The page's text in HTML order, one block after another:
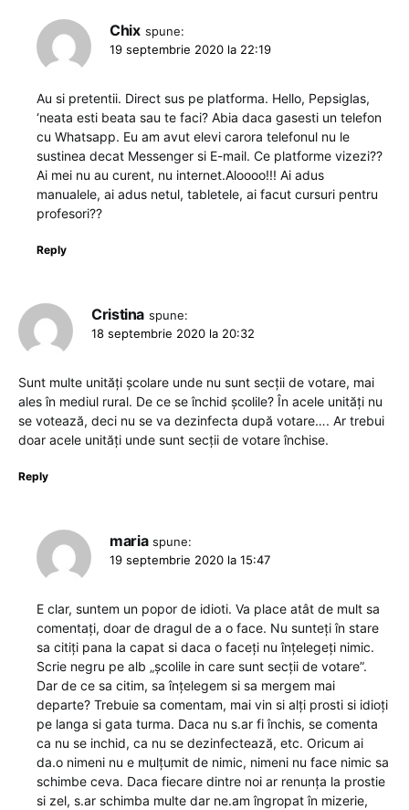
Chix spune:
19 septembrie 2020 la 22:19
Au si pretentii. Direct sus pe platforma. Hello, Pepsiglas,
‘neata esti beata sau te faci? Abia daca gasesti un telefon
cu Whatsapp. Eu am avut elevi carora telefonul nu le
sustinea decat Messenger si E-mail. Ce platforme vizezi??
Ai mei nu au curent, nu internet.Aloooo!!! Ai adus
manualele, ai adus netul, tabletele, ai facut cursuri pentru
profesori??
Reply
Cristina spune:
18 septembrie 2020 la 20:32
Sunt multe unități școlare unde nu sunt secții de votare, mai
ales în mediul rural. De ce se închid școlile? În acele unități nu
se votează, deci nu se va dezinfecta după votare…. Ar trebui
doar acele unități unde sunt secții de votare închise.
Reply
maria spune:
19 septembrie 2020 la 15:47
E clar, suntem un popor de idioti. Va place atât de mult sa
comentați, doar de dragul de a o face. Nu sunteți în stare
sa citiți pana la capat si daca o faceți nu înțelegeți nimic.
Scrie negru pe alb „școlile in care sunt secții de votare”.
Dar de ce sa citim, sa înțelegem si sa mergem mai
departe? Trebuie sa comentam, mai vin si alți prosti si idioți
pe langa si gata turma. Daca nu s.ar fi închis, se comenta
ca nu se inchid, ca nu se dezinfectează, etc. Oricum ai
da.o nimeni nu e mulțumit de nimic, nimeni nu face nimic sa
schimbe ceva. Daca fiecare dintre noi ar renunța la prostie
si zel, s.ar schimba multe dar ne.am îngropat în mizerie,